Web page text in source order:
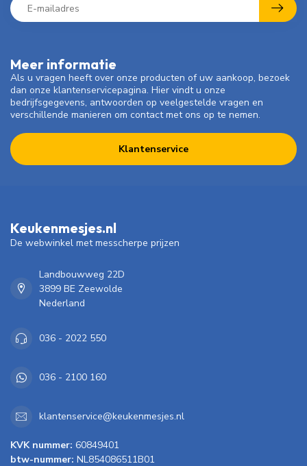
Meer informatie
Als u vragen heeft over onze producten of uw aankoop, bezoek
dan onze klantenservicepagina. Hier vindt u onze
bedrijfsgegevens, antwoorden op veelgestelde vragen en
verschillende manieren om contact met ons op te nemen.
Klantenservice
Keukenmesjes.nl
De webwinkel met messcherpe prijzen
Landbouwweg 22D
3899 BE Zeewolde
Nederland
036 - 2022 550
036 - 2100 160
klantenservice@keukenmesjes.nl
KVK nummer: 60849401
btw-nummer: NL854086511B01